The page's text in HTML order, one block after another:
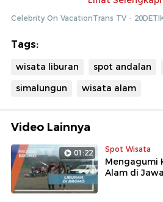
Dok : Celebrity On VacationTrans
Celebrity On VacationTrans TV -
Tags:
wisata liburan spot andalan
simalungun
wisata alam
Video Lainnya
01:22 Spot Wisata
Mengagumi
Alam di